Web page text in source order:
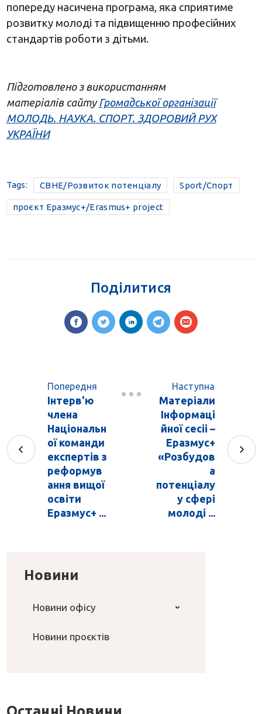
попереду насичена програма, яка сприятиме
розвитку молоді та підвищенню професійних
стандартів роботи з дітьми.
Підготовлено з використанням
матеріалів сайту Громадської організації
МОЛОДЬ. НАУКА. СПОРТ. ЗДОРОВИЙ РУХ
УКРАЇНИ
Tags: CBHE/Розвиток потенціалу Sport/Спорт
проєкт Еразмус+/Erasmus+ project
Поділитися
Попередня
Інтерв'ю
члена
Національн
ої команди
експертів з
реформув
ання вищої
освіти
Еразмус+ ...
Наступна
Матеріали
Інформаці
йної сесіі –
Еразмус+
«Розбудов
а
потенціалу
у сфері
молоді ...
Новини
Новини офісу
Новини проєктів